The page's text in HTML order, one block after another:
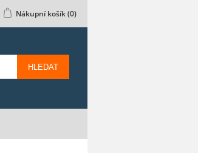
Nákupní košík(0)
HLEDAT